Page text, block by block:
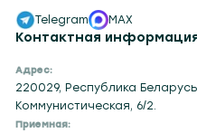
Контактная
Адрес:
220029, Республика
Коммунистическая, 6/2.
Приемная:
Telegram MAX